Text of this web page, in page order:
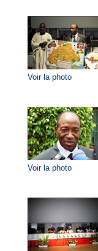
Voir la photo
Voir la photo